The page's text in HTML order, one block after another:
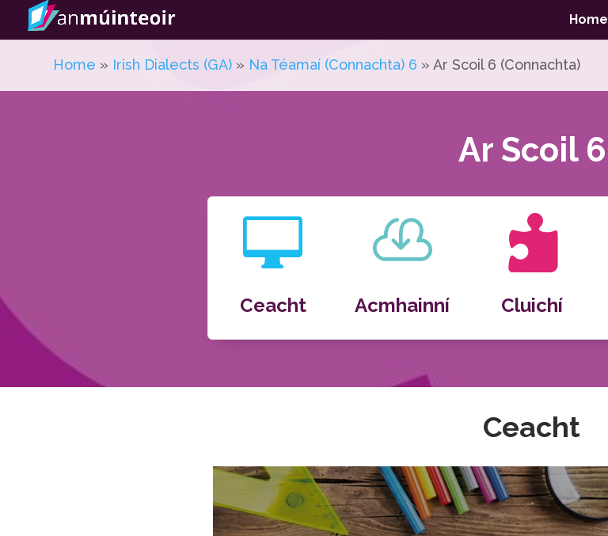
Home
Home » Irish Dialects (GA) » Na Téamaí (Connachta) 6 »Ar Scoil 6 (Connachta)
Ar Scoil 6

Ceacht

Acmhainní

Cluichí
Ceacht